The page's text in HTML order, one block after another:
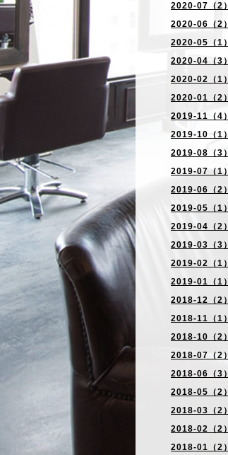
2020-07（2）
2020-06（2）
2020-05（1）
2020-04（3）
2020-02（1）
2020-01（2）
2019-11（4）
2019-10（1）
2019-08（3）
2019-07（1）
2019-06（2）
2019-05（1）
2019-04（2）
2019-03（3）
2019-02（1）
2019-01（1）
2018-12（2）
2018-11（1）
2018-10（2）
2018-07（2）
2018-06（3）
2018-05（2）
2018-03（2）
2018-02（2）
2018-01（2）